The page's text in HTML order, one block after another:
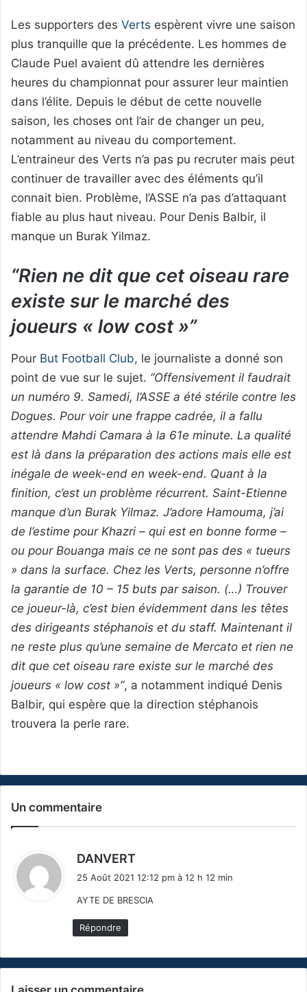
Les supporters des Verts espèrent vivre une saison
plus tranquille que la précédente. Les hommes de
Claude Puel avaient dû attendre les dernières
heures du championnat pour assurer leur maintien
dans l’élite. Depuis le début de cette nouvelle
saison, les choses ont l’air de changer un peu,
notamment au niveau du comportement.
L’entraineur des Verts n’a pas pu recruter mais peut
continuer de travailler avec des éléments qu’il
connait bien. Problème, l’ASSE n’a pas d’attaquant
fiable au plus haut niveau. Pour Denis Balbir, il
manque un Burak Yilmaz.
“Rien ne dit que cet oiseau rare
existe sur le marché des
joueurs « low cost »”
Pour But Football Club, le journaliste a donné son
point de vue sur le sujet. “Offensivement il faudrait
un numéro 9. Samedi, l’ASSE a été stérile contre les
Dogues. Pour voir une frappe cadrée, il a fallu
attendre Mahdi Camara à la 61e minute. La qualité
est là dans la préparation des actions mais elle est
inégale de week-end en week-end. Quant à la
finition, c’est un problème récurrent. Saint-Etienne
manque d’un Burak Yilmaz. J’adore Hamouma, j’ai
de l’estime pour Khazri – qui est en bonne forme –
ou pour Bouanga mais ce ne sont pas des « tueurs
» dans la surface. Chez les Verts, personne n’offre
la garantie de 10 – 15 buts par saison. (…) Trouver
ce joueur-là, c’est bien évidemment dans les têtes
des dirigeants stéphanois et du staff. Maintenant il
ne reste plus qu’une semaine de Mercato et rien ne
dit que cet oiseau rare existe sur le marché des
joueurs « low cost »”, a notamment indiqué Denis
Balbir, qui espère que la direction stéphanois
trouvera la perle rare.
Un commentaire
DANVERT
25 Août 2021 12:12 pm à 12 h 12 min
AYTE DE BRESCIA
Répondre